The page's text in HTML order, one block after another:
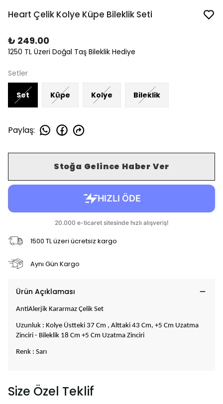
Heart Çelik Kolye Küpe Bileklik Seti
₺ 249.00
1250 TL Üzeri Doğal Taş Bileklik Hediye
Setler
Set Küpe Kolye Bileklik
Paylaş:
Stoğa Gelince Haber Ver
1500 TL üzeri ücretsiz kargo
Aynı Gün Kargo
Ürün Açıklaması
AntiAlerjik Kararmaz Çelik Set
Uzunluk : Kolye Üstteki 37 Cm , Alttaki 43 Cm, +5 Cm Uzatma
Zinciri - Bileklik 18 Cm +5 Cm Uzatma Zinciri
Renk : Sarı
Size Özel Teklif